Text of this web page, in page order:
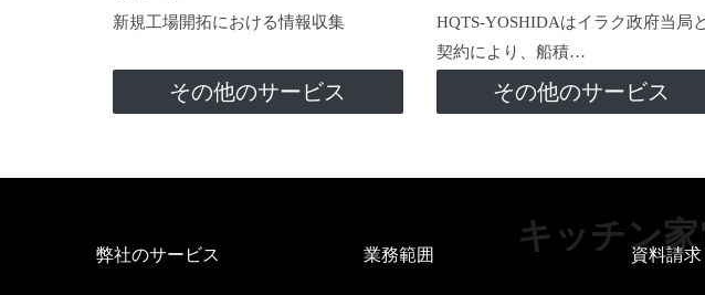
新規工場開拓における情報収集
その他のサービス
HQTS-YOSHIDAはイラク政府当局
契約により、船積…
その他のサービス
キッチン
弊社のサービス 業務範囲 資料請求